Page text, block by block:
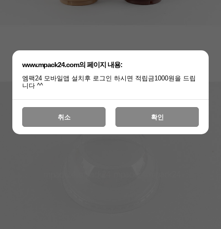
www.mpack24.com의 페이지 내용:
엠팩24 모바일앱 설치후 로그인 하시면 적립금1000원을 드립
니다 ^^
취소 확인